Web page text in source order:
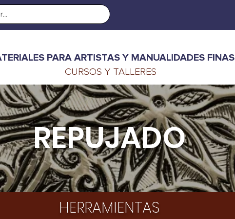
PARA ARTISTAS Y MANUALIDADES FINAS
CURSOS Y TALLERES
REPUJADO
HERRAMIENTAS